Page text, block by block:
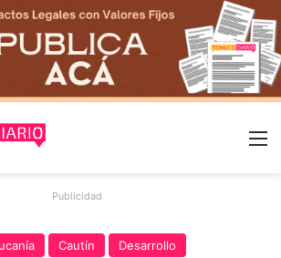
Publicidad
Cautín
Desarrollo